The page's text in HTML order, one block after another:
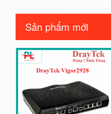
Sản phẩm mới